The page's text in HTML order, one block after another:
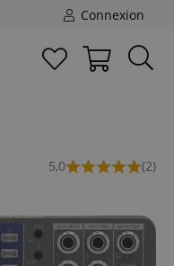
Connexion
5,0 (2)